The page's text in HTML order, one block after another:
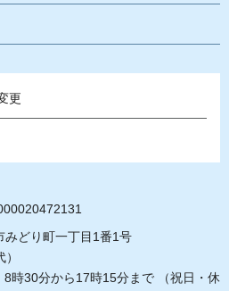
更
どり町一丁目1番1号
8時30分から17時15分まで
（祝日・休